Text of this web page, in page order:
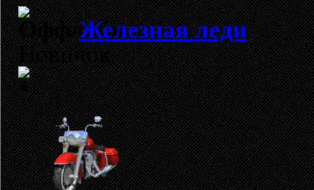
Железная леди
Новичок